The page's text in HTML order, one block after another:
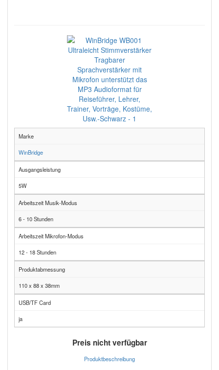
Marke
WinBridge
Ausgangsleistung
5W
Arbeitszeit Musik-Modus
6 - 10 Stunden
Arbeitszeit Mikrofon-Modus
12 - 18 Stunden
Produktabmessung
110 x 88 x 38mm
USB/TF Card
ja
Preis nicht verfügbar
Produktbeschreibung